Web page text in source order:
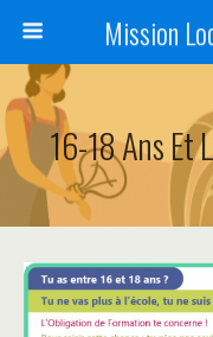
Mission
16-18 Ans Et